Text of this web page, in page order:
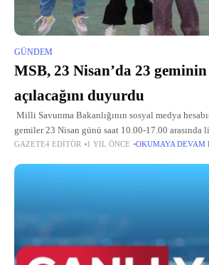
GÜNDEM
MSB, 23 Nisan’da 23
açılacağını duyurdu
Milli Savunma Bakanlığının sosyal medya
gemiler 23 Nisan günü saat 10.00-17.00 arasında
edilebilecek. Ziyarete açık olacak gemilerin
GAZETE4 EDITÖR 1 YIL ÖNCE OKUMAYA DEVAM